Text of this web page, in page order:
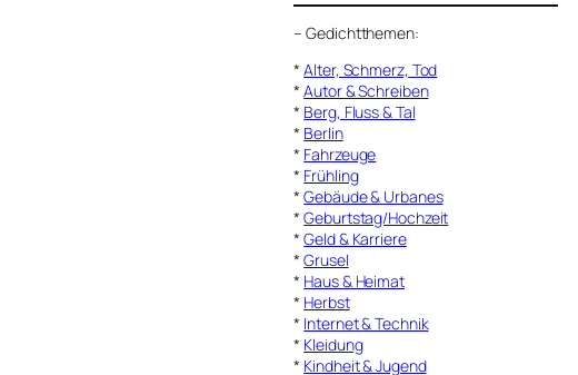
–Gedichtthemen:
*Alter, Schmerz, Tod
*Autor & Schreiben
* Berg, Fluss & Tal
* Berlin
* Fahrzeuge
* Frühling
*Gebäude & Urbanes
*Geburtstag/Hochzeit
*Geld & Karriere
*Grusel
* Haus & Heimat
* Herbst
* Internet & Technik
* Kleidung
* Kindheit & Jugend